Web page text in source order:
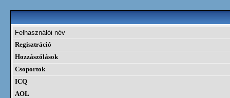
Felhasználói név
Regisztráció
Hozzászólások
Csoportok
ICQ
AOL